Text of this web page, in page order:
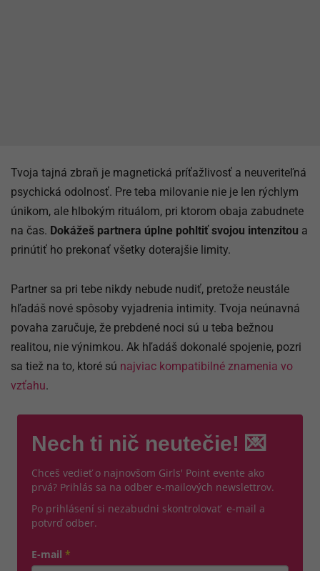
Tvoja tajná zbraň je magnetická príťažlivosť a neuveriteľná
psychická odolnosť. Pre teba milovanie nie je len rýchlym
únikom, ale hlbokým rituálom, pri ktorom obaja zabudnete
na čas. Dokážeš partnera úplne pohltiť svojou intenzitou a
prinútiť ho prekonať všetky doterajšie limity.
Partner sa pri tebe nikdy nebude nudiť, pretože neustále
hľadáš nové spôsoby vyjadrenia intimity. Tvoja neúnavná
povaha zaručuje, že prebdené noci sú u teba bežnou
realitou, nie výnimkou. Ak hľadáš dokonalé spojenie, pozri
sa tiež na to, ktoré sú najviac kompatibilné znamenia vo
vzťahu.
Nech ti nič neutečie! 💌
Chceš vedieť o najnovšom Girls' Point evente ako
prvá? Prihlás sa na odber e-mailových newslettrov.
Po prihlásení si nezabudni skontrolovať e-mail a
potvrď odber.
E-mail *